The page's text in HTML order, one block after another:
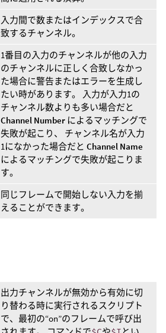
入力間で数またはインデックスで合
致するチャンネル。
1番目の入力のチャンネルが他の入力
のチャンネルに正しく合致しなかっ
た場合に警告またはエラーを生成し
たい時があります。 入力が入力1の
チャンネル数よりも多い場合だと
Channel Number によるマッチングで
失敗が起こり、 チャンネル名が入力
1になかった場合だと Channel Name
によるマッチングで失敗が起こりま
す。
同じフレームで開始しない入力を揃
えることができます。
出力チャンネルが無効から有効に切
り替わる時に実行されるスクリプト
で、最初の“on”のフレームで呼び出